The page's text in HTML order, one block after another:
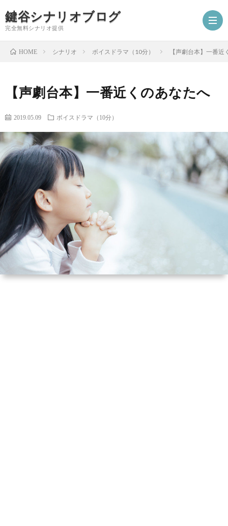
鍵谷シナリオブログ
完全無料シナリオ提供
ム
ロ
フ
シ
ナ
お
HOME シナリオ ボイスドラマ（10分） 【声劇台本】一番近
【声劇台本】一番近くのあなたへ
2019.05.09 ボイスドラマ（10分）